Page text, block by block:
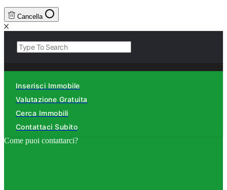
Cancella
Inserisci Immobile
Valutazione Gratuita
Cerca Immobili
Contattaci Subito
Come puoi contattarci?